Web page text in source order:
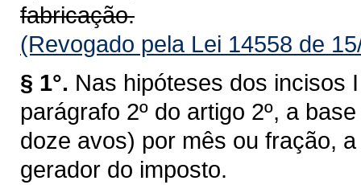
fabricação.
(Revogado pela Lei 14558 de
§ 1°. Nas hipóteses dos incisos
parágrafo 2º do artigo 2º, a
doze avos) por mês ou fração,
gerador do imposto.